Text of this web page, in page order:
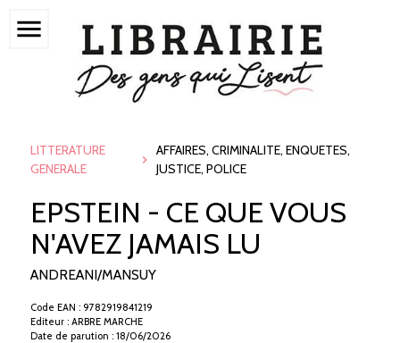
menu
LITTERATURE
GENERALE
AFFAIRES, CRIMINALITE, ENQUETES,
JUSTICE, POLICE
EPSTEIN - CE QUE VOUS
N'AVEZ JAMAIS LU
ANDREANI/MANSUY
Code EAN : 9782919841219
Editeur : ARBRE MARCHE
Date de parution : 18/06/2026